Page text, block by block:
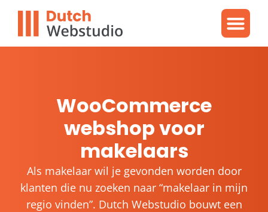
WooCommerce
webshop voor
makelaars
Als makelaar wil je gevonden worden door
klanten die nu zoeken naar “makelaar in mijn
regio vinden”. Dutch Webstudio bouwt een